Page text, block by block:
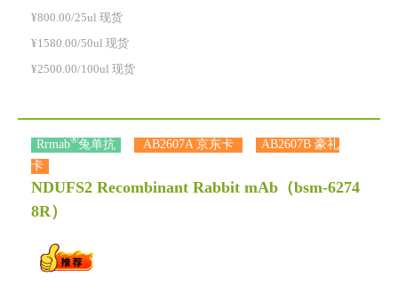
¥800.00/25ul 现货
¥1580.00/50ul 现货
¥2500.00/100ul 现货
Rrmab®兔单抗 AB2607A 京东卡
AB2607B 豪礼
卡
NDUFS2 Recombinant Rabbit mAb （bsm-6274
8R）